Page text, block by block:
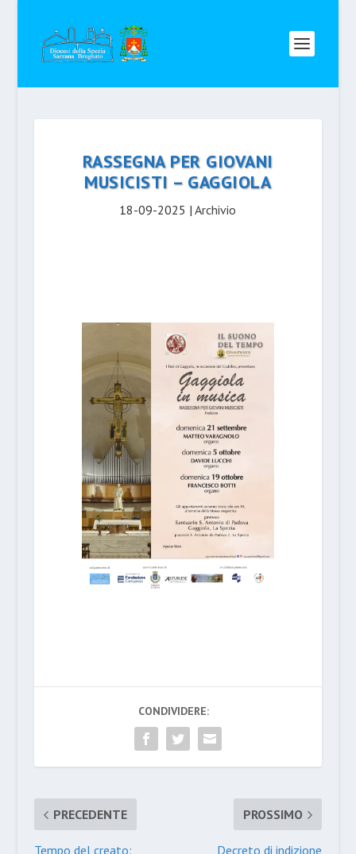
RASSEGNA PER GIOVANI
MUSICISTI – GAGGIOLA
18-09-2025 |Archivio
CONDIVIDERE:
PRECEDENTE
Tempo del creato:
PROSSIMO
Decreto di indizione